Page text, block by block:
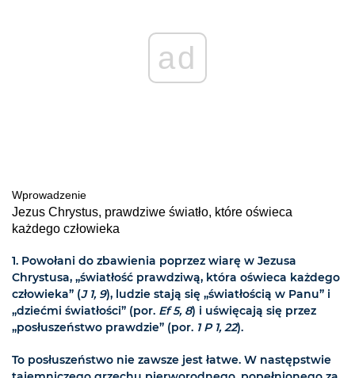
ad
Wprowadzenie
Jezus Chrystus, prawdziwe światło, które oświeca
każdego człowieka
1. Powołani do zbawienia poprzez wiarę w Jezusa
Chrystusa, „światłość prawdziwą, która oświeca każdego
człowieka” (J 1, 9), ludzie stają się „światłością w Panu” i
„dziećmi światłości” (por. Ef 5, 8) i uświęcają się przez
„posłuszeństwo prawdzie” (por. 1 P 1, 22).
To posłuszeństwo nie zawsze jest łatwe. W następstwie